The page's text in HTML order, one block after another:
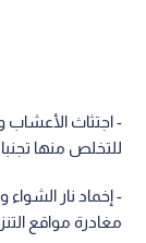
- اجتثاث الأعشاب
للتخلص منها
- إخماد نار
مغادرة مواقع